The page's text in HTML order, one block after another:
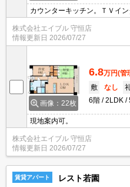
カウンターキッチン。ＴＶイ
株式会社エイブル 守恒店
情報更新日 2026/07/27
画像：22枚
6.8万円(管
敷
なし
6階
2LDK
現地案内可。
株式会社エイブル 守恒店
情報更新日 2026/07/27
賃貸アパート レスト若園